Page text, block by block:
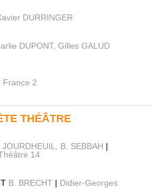
DURRINGER
DUPONT, Gilles GALUD
France 2
THÉÂTRE
JOURDHEUIL, B. SEBBAH |
14
B. BRECHT | Didier-Georges